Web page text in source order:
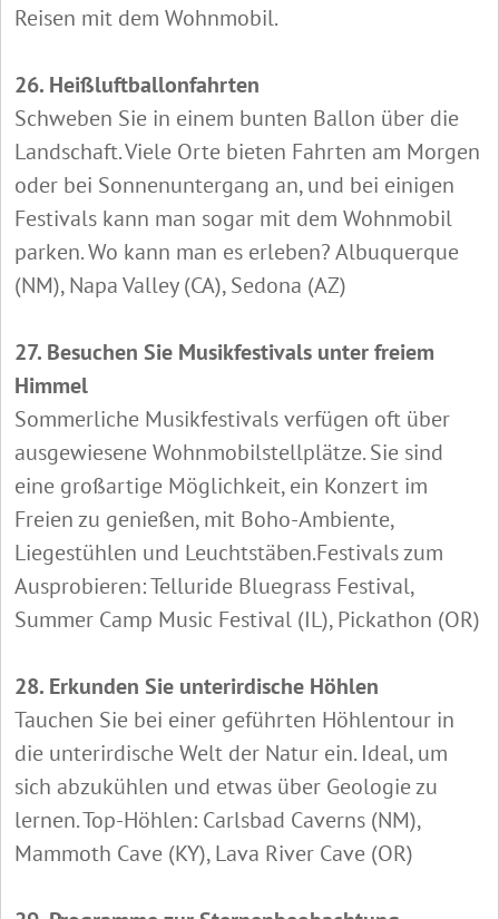
Reisen mit dem Wohnmobil.
26. Heißluftballonfahrten
Schweben Sie in einem bunten Ballon über die
Landschaft. Viele Orte bieten Fahrten am Morgen
oder bei Sonnenuntergang an, und bei einigen
Festivals kann man sogar mit dem Wohnmobil
parken. Wo kann man es erleben? Albuquerque
(NM), Napa Valley (CA), Sedona (AZ)
27. Besuchen Sie Musikfestivals unter freiem
Himmel
Sommerliche Musikfestivals verfügen oft über
ausgewiesene Wohnmobilstellplätze. Sie sind
eine großartige Möglichkeit, ein Konzert im
Freien zu genießen, mit Boho-Ambiente,
Liegestühlen und Leuchtstäben.Festivals zum
Ausprobieren: Telluride Bluegrass Festival,
Summer Camp Music Festival (IL), Pickathon (OR)
28. Erkunden Sie unterirdische Höhlen
Tauchen Sie bei einer geführten Höhlentour in
die unterirdische Welt der Natur ein. Ideal, um
sich abzukühlen und etwas über Geologie zu
lernen. Top-Höhlen: Carlsbad Caverns (NM),
Mammoth Cave (KY), Lava River Cave (OR)